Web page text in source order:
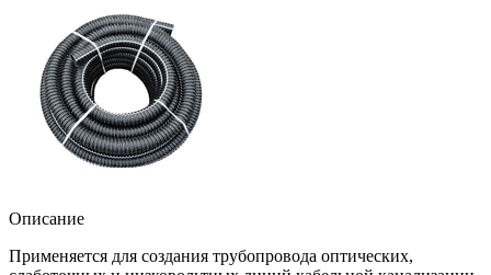
Описание
Применяется для создания трубопровода оптических,